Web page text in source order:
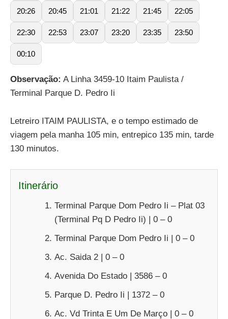
20:26 20:45 21:01 21:22 21:45 22:05
22:30 22:53 23:07 23:20 23:35 23:50
00:10
Observação: A Linha 3459-10 Itaim Paulista /
Terminal Parque D. Pedro Ii
Letreiro ITAIM PAULISTA, e o tempo estimado de
viagem pela manha 105 min, entrepico 135 min, tarde
130 minutos.
Itinerário
Terminal Parque Dom Pedro Ii – Plat 03
(Terminal Pq D Pedro Ii) | 0 – 0
Terminal Parque Dom Pedro Ii | 0 – 0
Ac. Saida 2 | 0 – 0
Avenida Do Estado | 3586 – 0
Parque D. Pedro Ii | 1372 – 0
Ac. Vd Trinta E Um De Março | 0 – 0